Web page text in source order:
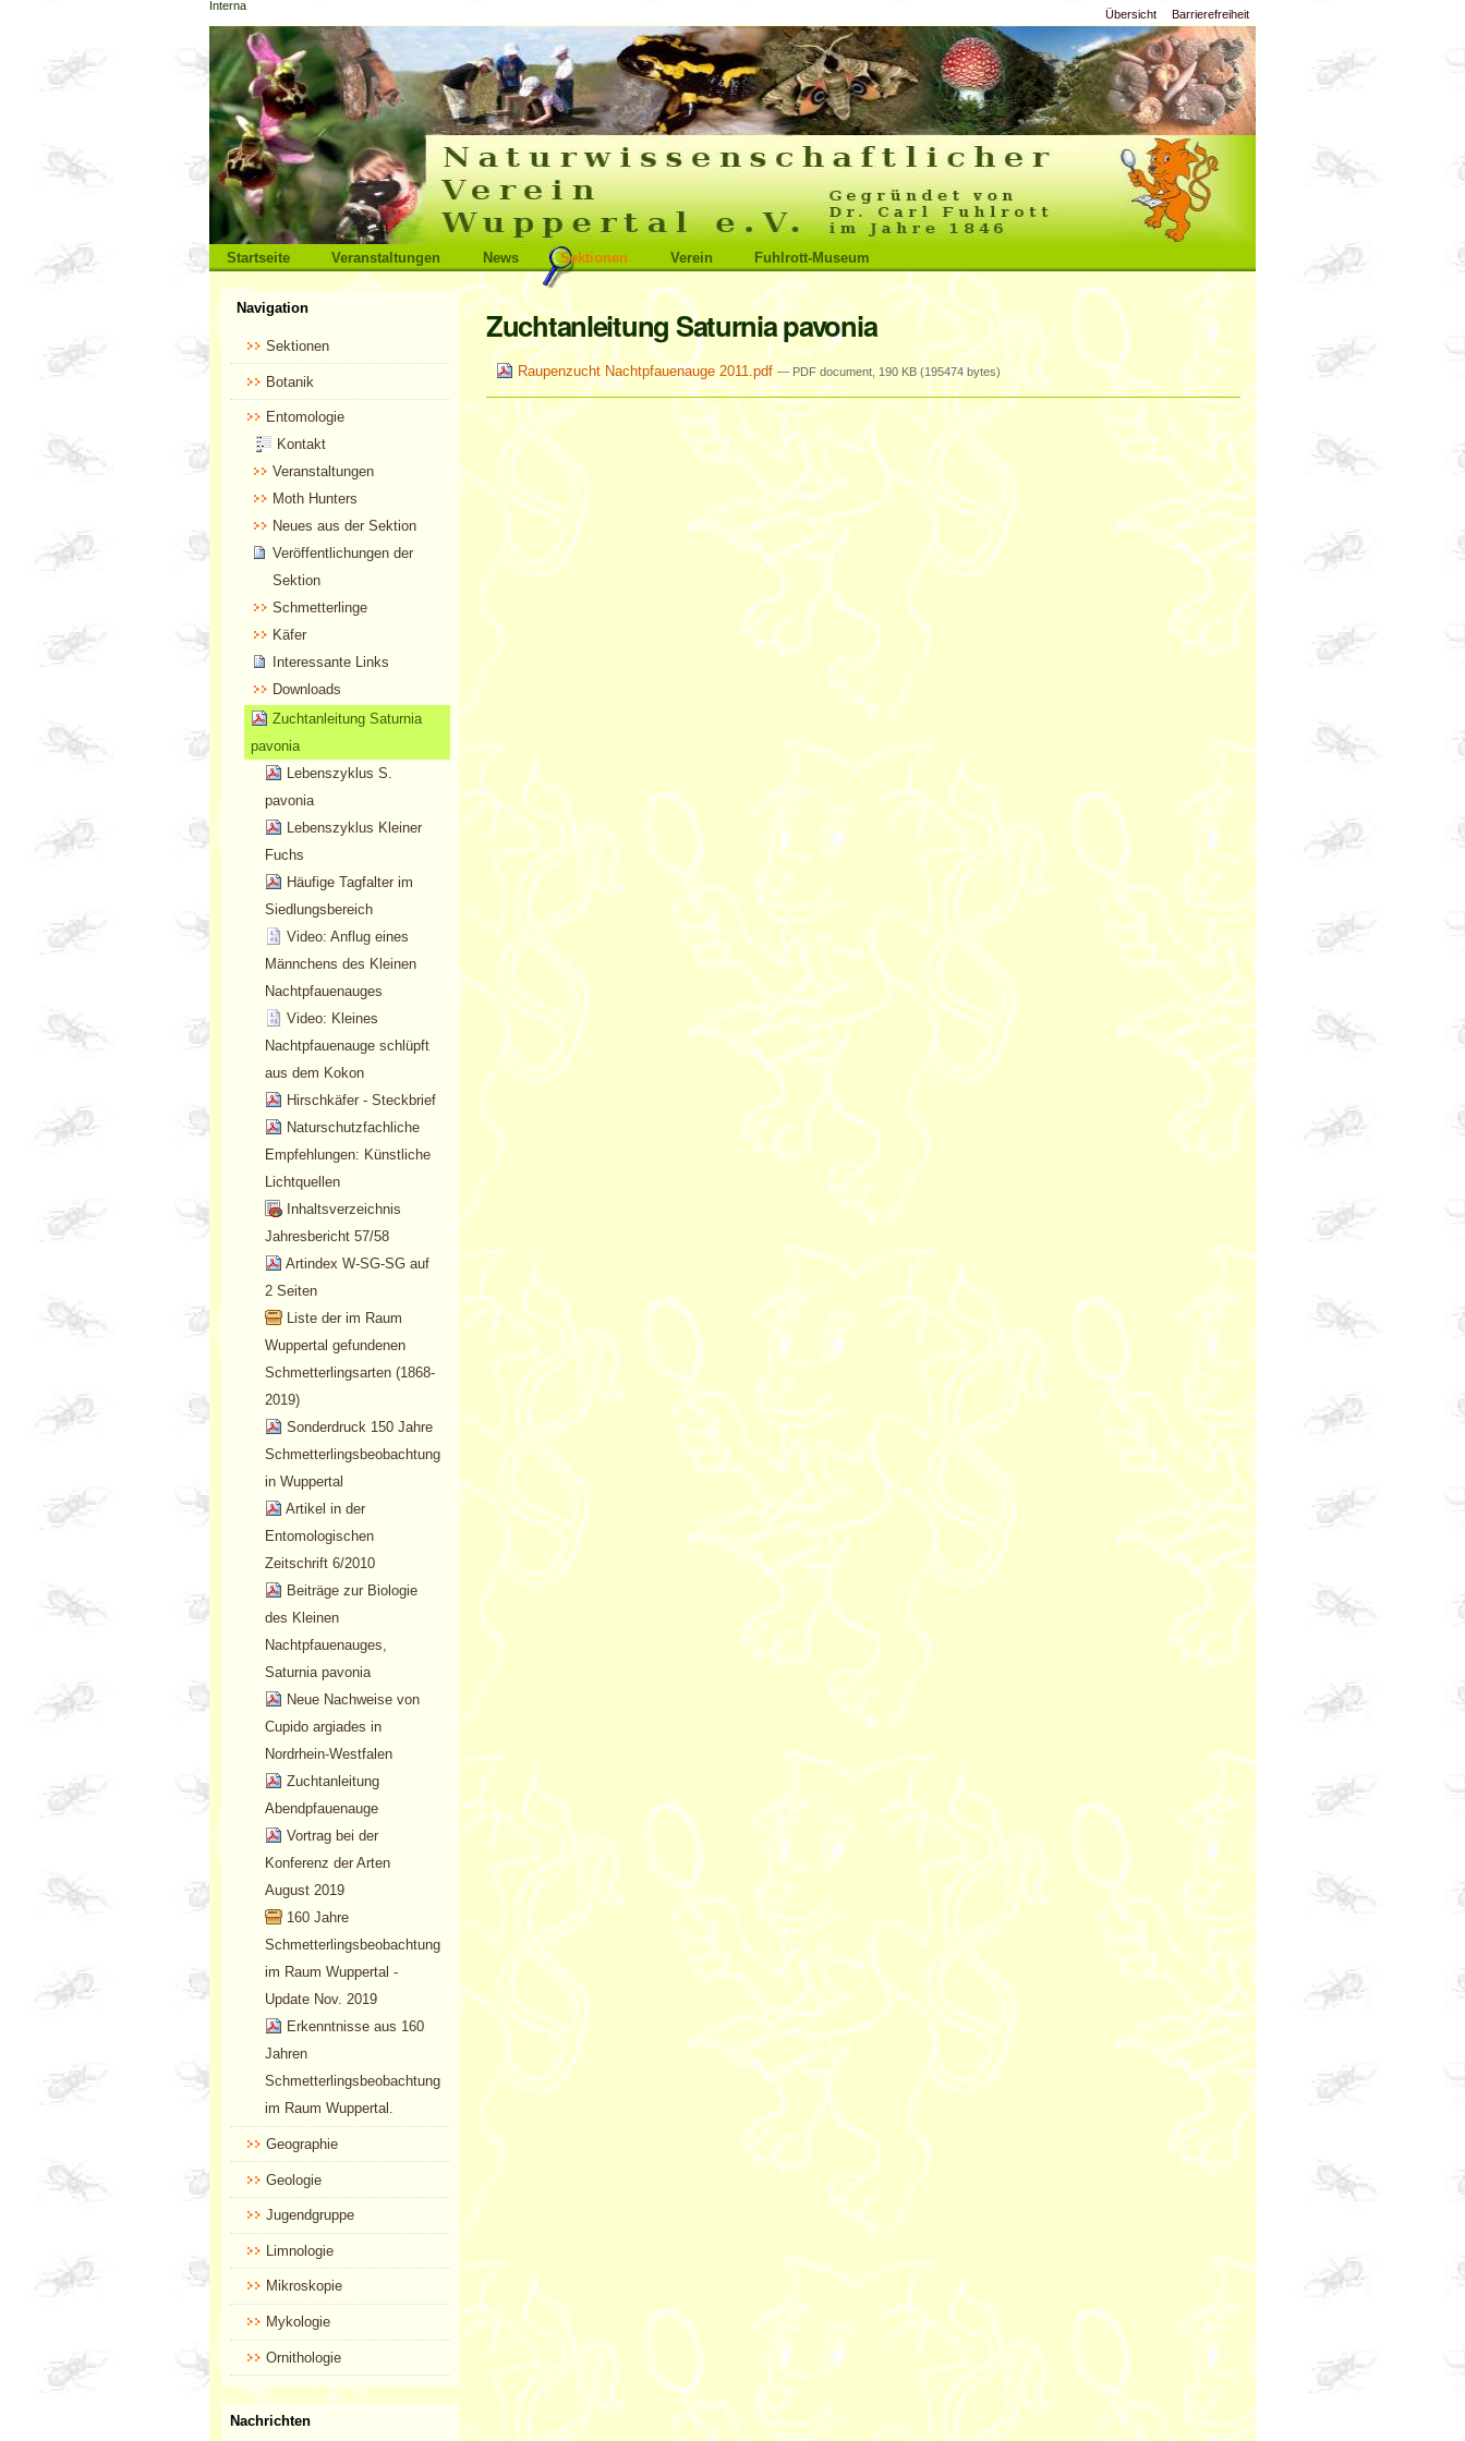
Direkt
zum
Inhalt
|
Direkt
zur
Navigation
Übersicht Barrierefreiheit
Sektionen
Startseite Veranstaltungen News Sektionen Verein Fuhlrott-Museum
Benutzerspezifische
Interna
Zuchtanleitung Saturnia pavonia
Raupenzucht Nachtpfauenauge 2011.pdf — PDF document, 190 KB (195474 bytes)
Navigation
Sektionen
Botanik
Entomologie
Kontakt
Veranstaltungen
Moth Hunters
Neues aus der Sektion
Veröffentlichungen der
Sektion
Schmetterlinge
Käfer
Interessante Links
Downloads
Zuchtanleitung Saturnia
pavonia
Lebenszyklus S.
pavonia
Lebenszyklus Kleiner
Fuchs
Häufige Tagfalter im
Siedlungsbereich
Video: Anflug eines
Männchens des Kleinen
Nachtpfauenauges
Video: Kleines
Nachtpfauenauge schlüpft
aus dem Kokon
Hirschkäfer - Steckbrief
Naturschutzfachliche
Empfehlungen: Künstliche
Lichtquellen
Inhaltsverzeichnis
Jahresbericht 57/58
Artindex W-SG-SG auf
2 Seiten
Liste der im Raum
Wuppertal gefundenen
Schmetterlingsarten (1868-
2019)
Sonderdruck 150 Jahre
Schmetterlingsbeobachtung
in Wuppertal
Artikel in der
Entomologischen
Zeitschrift 6/2010
Beiträge zur Biologie
des Kleinen
Nachtpfauenauges,
Saturnia pavonia
Neue Nachweise von
Cupido argiades in
Nordrhein-Westfalen
Zuchtanleitung
Abendpfauenauge
Vortrag bei der
Konferenz der Arten
August 2019
160 Jahre
Schmetterlingsbeobachtung
im Raum Wuppertal -
Update Nov. 2019
Erkenntnisse aus 160
Jahren
Schmetterlingsbeobachtung
im Raum Wuppertal.
Geographie
Geologie
Jugendgruppe
Limnologie
Mikroskopie
Mykologie
Ornithologie
Nachrichten